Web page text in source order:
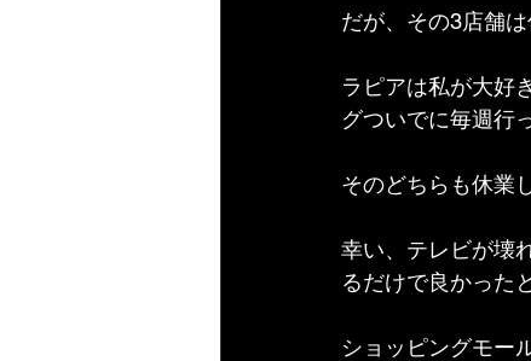
だが、その3店舗は
ラピアは私が大好
グついでに毎週行
そのどちらも休業
幸い、テレビが壊
るだけで良かった
ショッピングモー